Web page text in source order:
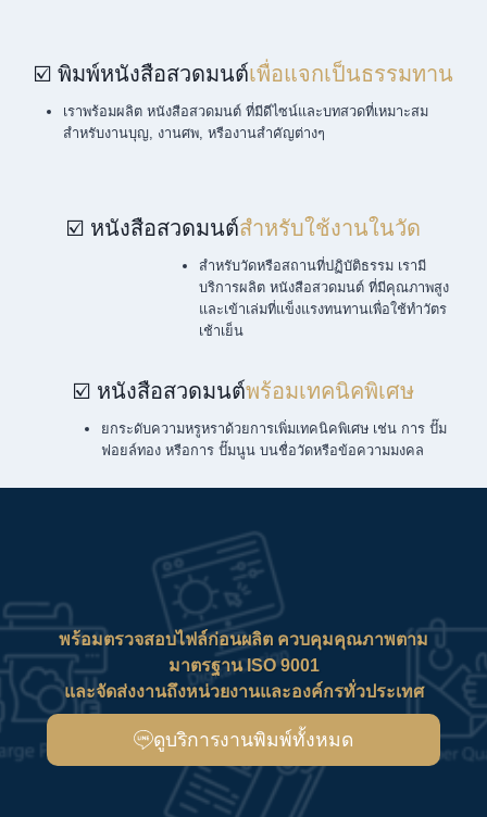
☑️ พิมพ์หนังสือสวดมนต์เพื่อแจกเป็นธรรมทาน
เราพร้อมผลิต หนังสือสวดมนต์ ที่มีดีไซน์และบทสวดที่เหมาะสม
สำหรับงานบุญ, งานศพ, หรืองานสำคัญต่างๆ
☑️ หนังสือสวดมนต์สำหรับใช้งานในวัด
สำหรับวัดหรือสถานที่ปฏิบัติธรรม เรามี
บริการผลิต หนังสือสวดมนต์ ที่มีคุณภาพสูง
และเข้าเล่มที่แข็งแรงทนทานเพื่อใช้ทำวัตร
เช้าเย็น
☑️ หนังสือสวดมนต์พร้อมเทคนิคพิเศษ
ยกระดับความหรูหราด้วยการเพิ่มเทคนิคพิเศษ เช่น การ ปั๊ม
ฟอยล์ทอง หรือการ ปั๊มนูน บนชื่อวัดหรือข้อความมงคล
พร้อมตรวจสอบไฟล์ก่อนผลิต ควบคุมคุณภาพตาม
มาตรฐาน ISO 9001
และจัดส่งงานถึงหน่วยงานและองค์กรทั่วประเทศ
ดูบริการงานพิมพ์ทั้งหมด